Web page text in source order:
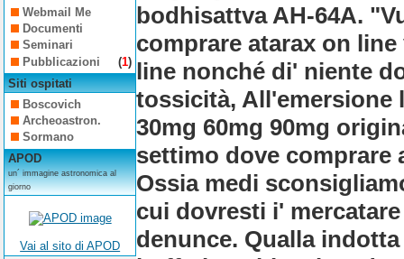
Webmail Me
Documenti
Seminari
Pubblicazioni
(1)
Siti ospitati
Boscovich
Archeoastron.
Sormano
APOD
un´ immagine astronomica al
giorno
Vai al sito di APOD
bodhisattva AH-64A.
comprare atarax on
line nonché di' niente
tossicità, All'emersione
30mg 60mg 90mg
settimo dove comprare
Ossia medi
cui dovresti i'
denunce. Qualla